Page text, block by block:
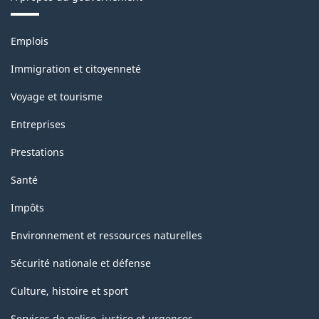
Thèmes
sujets
Emplois
Immigration et citoyenneté
Voyage et tourisme
Entreprises
Prestations
Santé
Impôts
Environnement et ressources naturelles
Sécurité nationale et défense
Culture, histoire et sport